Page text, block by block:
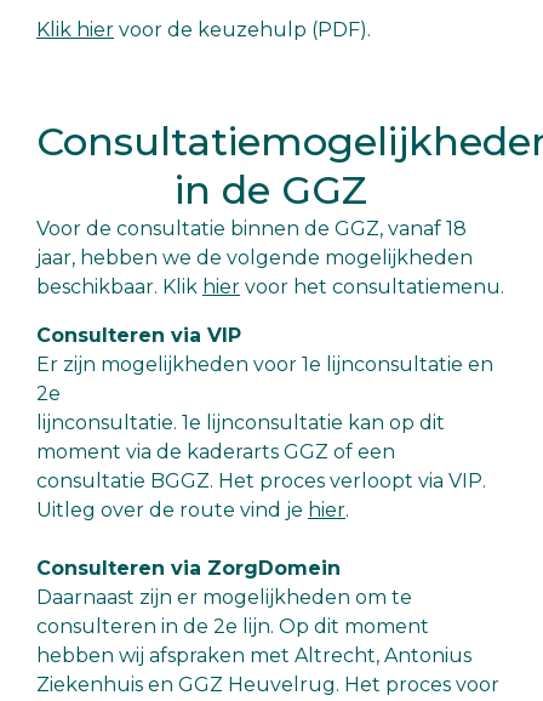
Klik hier voor de keuzehulp (PDF).
in de GGZ
Voor de consultatie binnen de GGZ, vanaf 18
jaar, hebben we de volgende mogelijkheden
beschikbaar. Klik hier voor het consultatiemenu.
Consulteren via VIP
Er zijn mogelijkheden voor 1e lijnconsultatie en
2e
lijnconsultatie. 1e lijnconsultatie kan op dit
moment via de kaderarts GGZ of een
consultatie BGGZ. Het proces verloopt via VIP.
Uitleg over de route vind je hier.
Consulteren via ZorgDomein
Daarnaast zijn er mogelijkheden om te
consulteren in de 2e lijn. Op dit moment
hebben wij afspraken met Altrecht, Antonius
Ziekenhuis en GGZ Heuvelrug. Het proces voor